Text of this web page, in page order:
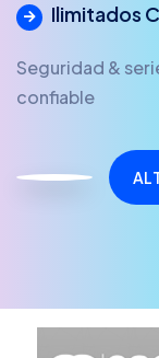
Ilimitados
Seguridad &
confiable